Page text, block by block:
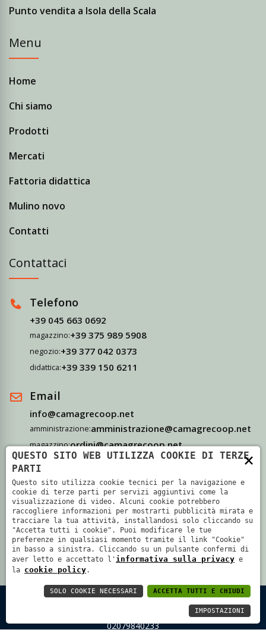
Punto vendita a Isola della Scala
Menu
Home
Chi siamo
Prodotti
Mercati
Fattoria didattica
Mulino novo
Contatti
Contattaci
Telefono
+39 045 663 0692
magazzino:+39 375 989 5908
negozio:+39 377 042 0373
didattica:+39 339 150 6211
Email
info@camagrecoop.net
amministrazione:amministrazione@camagrecoop.net
magazzino:ordini@camagrecoop.net
didattica:didattica@camagrecoop.net
Indirizzo
Via Camagre, 69 - 37063 Isola Della Scala, Verona
SOCIETÀ COOPERATIVA AGRICOLA CA' MAGRE - P.IVA:
02079840233
×
QUESTO SITO WEB UTILIZZA COOKIE DI TERZE
PARTI
Questo sito utilizza cookie tecnici per la navigazione e
cookie di terze parti per servizi aggiuntivi come la
visualizzazione di video. Alcuni cookie potrebbero
raccogliere informazioni per mostrarti pubblicità mirata e
tracciare la tua attività, installandosi solo cliccando su
"Accetta tutti i cookie". Puoi modificare le tue
preferenze in qualsiasi momento tramite il link "Cookie"
in basso a sinistra. Cliccando su un pulsante confermi di
aver letto e accettato l' informativa sulla privacy e
la cookie policy.
ACCETTA TUTTI E CHIUDI
SOLO COOKIE NECESSARI
IMPOSTAZIONI